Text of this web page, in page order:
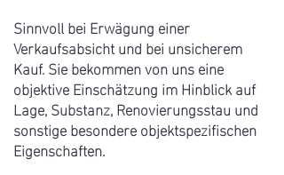
Sinnvoll bei Erwägung einer
Verkaufsabsicht und bei unsicherem
Kauf. Sie bekommen von uns eine
objektive Einschätzung im Hinblick auf
Lage, Substanz, Renovierungsstau und
sonstige besondere objektspezifischen
Eigenschaften.